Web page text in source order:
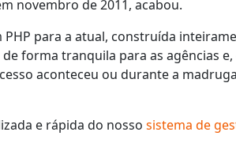
novembro de 2011, acabou.
para a atual, construída
forma tranquila para as agências
aconteceu ou durante a
e rápida do nosso sistema de